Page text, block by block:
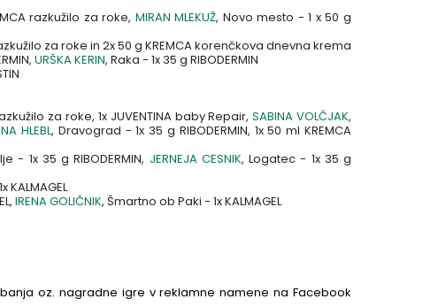
razkužilo za roke, MIRAN MLEKUŽ, Novo mesto - 1 x 50 g
za roke in 2x 50 g KREMCA korenčkova dnevna krema
URŠKA KERIN, Raka - 1x 35 g RIBODERMIN
za roke, 1x JUVENTINA baby Repair,SABINA VOLČJAK,
HLEBL, Dravograd - 1x 35 g RIBODERMIN, 1x 50 ml KREMCA
- 1x 35 g RIBODERMIN, JERNEJA CESNIK, Logatec - 1x 35 g
KALMAGEL
IRENA GOLIČNIK, Šmartno ob Paki - 1x KALMAGEL
oz. nagradne igre v reklamne namene na Facebook